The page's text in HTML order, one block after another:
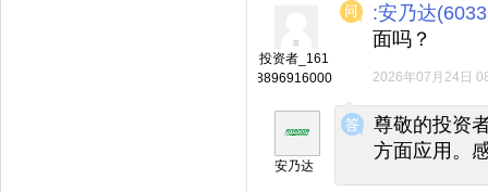
投资者_161
8896916000
:安乃达
面吗？
2026年07月24日
◆
◆
安乃达
尊敬的投资
方面应用。